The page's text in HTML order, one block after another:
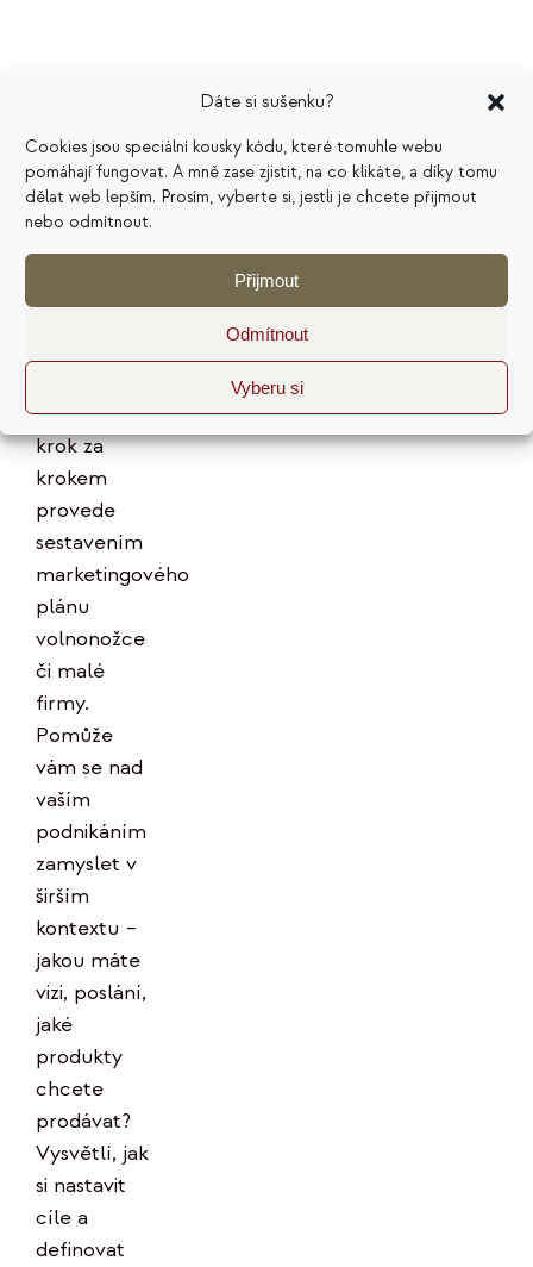
Dáte si sušenku?
Cookies jsou speciální kousky kódu, které tomuhle webu
pomáhají fungovat. A mně zase zjistit, na co klikáte, a díky tomu
dělat web lepším. Prosím, vyberte si, jestli je chcete přijmout
nebo odmítnout.
Přijmout
Odmítnout
Vyberu si
Marketingový
plán na
pivním
E-kniha vás
krok za
krokem
provede
sestavením
marketingového
plánu
volnonožce
či malé
firmy.
Pomůže
vám se nad
vaším
podnikáním
zamyslet v
širším
kontextu –
jakou máte
vizi, poslání,
jaké
produkty
chcete
prodávat?
Vysvětlí, jak
si nastavit
cíle a
definovat